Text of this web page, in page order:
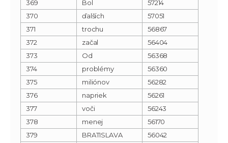
369
Bol
57214
370
ďalších
57051
371
trochu
56867
372
začal
56404
373
Od
56368
374
problémy
56360
375
miliónov
56282
376
napriek
56261
377
voči
56243
378
menej
56170
379
BRATISLAVA
56042